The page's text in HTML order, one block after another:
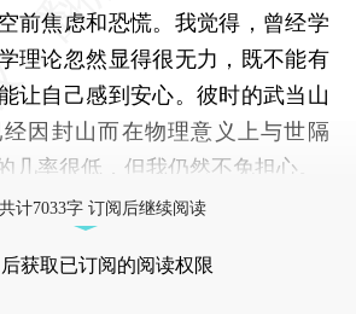
前焦虑和恐慌。我觉得，曾经学
理论忽然显得很无力，既不能有
让自己感到安心。彼时的武当山
因封山而在物理意义上与世隔
几率很低，但我仍然不免担心。
计7033字 订阅后继续阅读
后获取已订阅的阅读权限